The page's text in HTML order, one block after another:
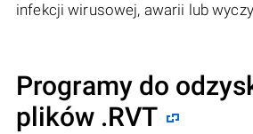
infekcji wirusowej, awarii lub
Programy do
plików .RVT